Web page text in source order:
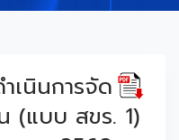
เนินการจัด
(แบบ สขร. 1)